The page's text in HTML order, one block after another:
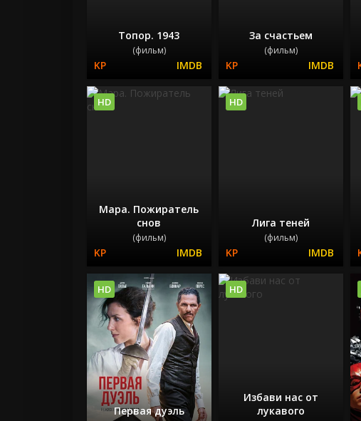
Топор. 1943
(фильм)
За счастьем
(фильм)
Мара. Пожиратель
снов
(фильм)
HD
Лига теней
(фильм)
HD
Первая дуэль
HD
Избави нас от
лукавого
HD